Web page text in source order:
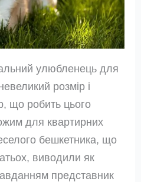
улюбленець для
розмір і
що робить цього
для квартирних
бешкетника, що
виводили як
представник